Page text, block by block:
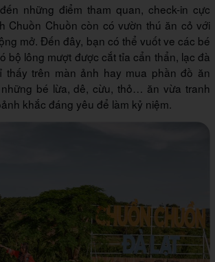
những điểm tham quan, check-in cực
Chuồn Chuồn còn có vườn thú ăn cỏ với
mở. Đến đây, bạn có thể vuốt ve các bé
bộ lông mượt được cắt tỉa cẩn thẩn, lạc đà
thấy trên màn ảnh hay mua phần đồ ăn
bé lừa, dê, cừu, thỏ… ăn vừa tranh
khắc đáng yêu để làm kỷ niệm.